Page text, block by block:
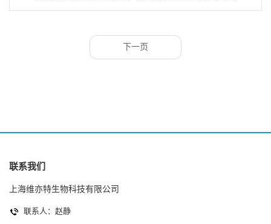
下一页
联系我们
上海维亦特生物科技有限公司
联系人：赵静